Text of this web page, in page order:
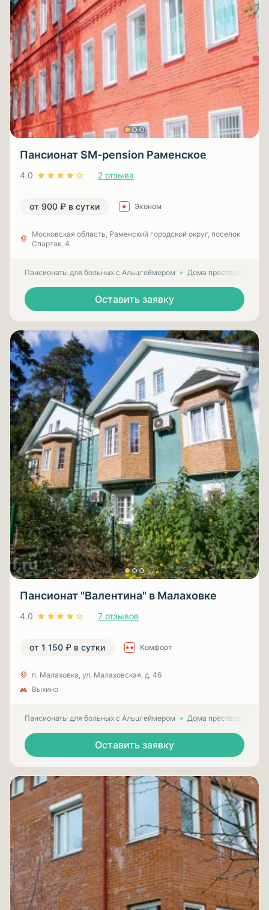
Пансионат SM-pension Раменское
4.0 2 отзыва
от 900 ₽ в сутки Эконом
Московская область, Раменский городской округ, поселок
Спартак, 4
Пансионаты для больных с Альцгеймером Дома престарелых
Оставить заявку
Пансионат "Валентина" в Малаховке
4.0 7 отзывов
от 1 150 ₽ в сутки Комфорт
п. Малаховка, ул. Малаховская, д. 46
Выхино
Пансионаты для больных с Альцгеймером Дома престарелых
Оставить заявку